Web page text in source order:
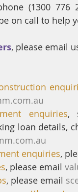
(1300
on call to help
, please email
enquiries,
loan details,
enquiries,
, please email
, please email